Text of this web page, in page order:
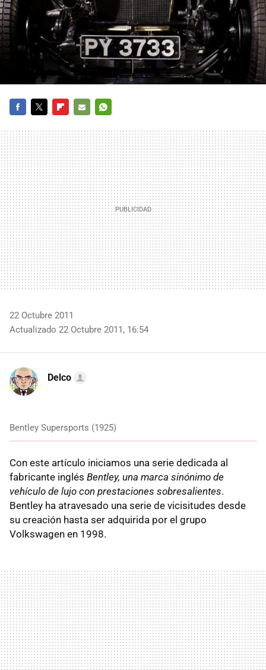
MAIL
22 Octubre 2011
Actualizado 22 Octubre 2011, 16:54
Delco
Bentley Supersports (1925)
Con este artículo iniciamos una serie dedicada al
fabricante inglés Bentley, una marca sinónimo de
vehículo de lujo con prestaciones sobresalientes.
Bentley ha atravesado una serie de vicisitudes desde
su creación hasta ser adquirida por el grupo
Volkswagen en 1998.